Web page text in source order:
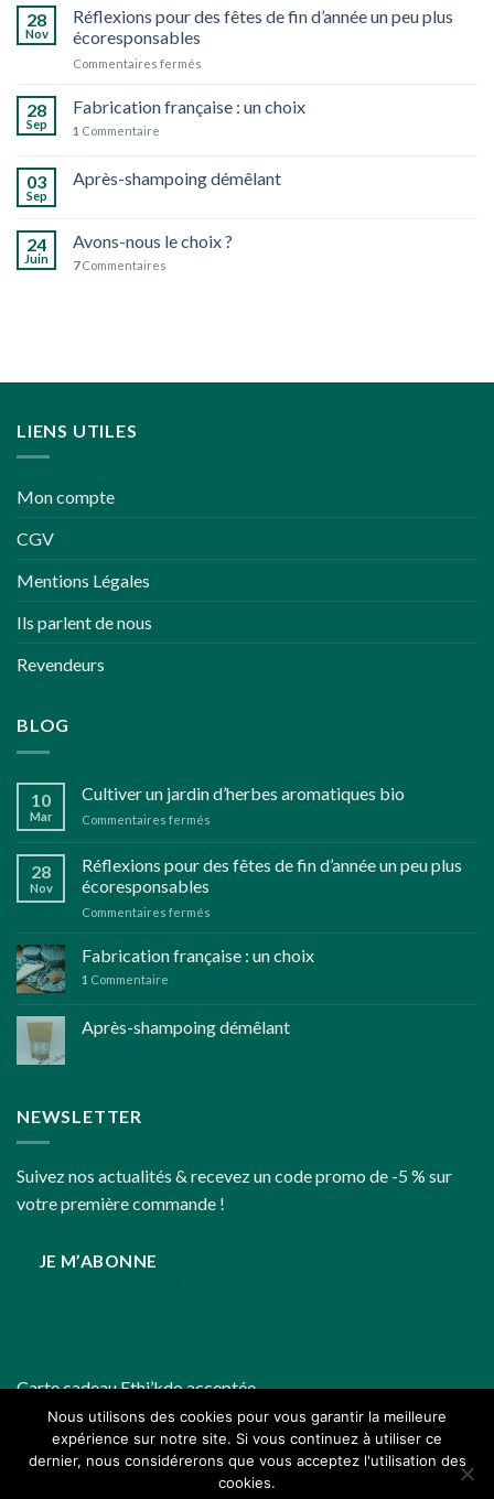
un
jardin
28
Nov
Réflexions pour des fêtes de fin d’année un peu plus
écoresponsables
Commentaires fermés
pour
des
fin
d’année
plus
28
Sep
Fabrication française : un choix
1 Commentaire
03
Sep
Après-shampoing démêlant
24
Juin
Avons-nous le choix ?
7Commentaires
LIENS UTILES
Mon compte
CGV
Mentions Légales
Ils parlent de nous
Revendeurs
BLOG
10
Mar
Cultiver un jardin d’herbes aromatiques bio
Commentaires fermés
jardin
28
Nov
Réflexions pour des fêtes de fin d’année un peu plus
écoresponsables
Commentaires fermés
pour
des
fin
d’année
Fabrication française : un choix
1 Commentaire
Après-shampoing démêlant
NEWSLETTER
Suivez nos actualités & recevez un code promo de -5 % sur
votre première commande !
JE M’ABONNE
Carte cadeauEthi’kdoacceptée
Nous utilisons des cookies pour vous garantir la meilleure
expérience sur notre site. Si vous continuez à utiliser ce
dernier, nous considérerons que vous acceptez l'utilisation des
cookies.